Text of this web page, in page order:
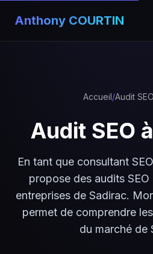
Anthony COURTIN
Accueil/Audit SEO
Audit SEO à
En tant que consultant
propose des audits
entreprises de Sadirac.
permet de comprendre
du marché de